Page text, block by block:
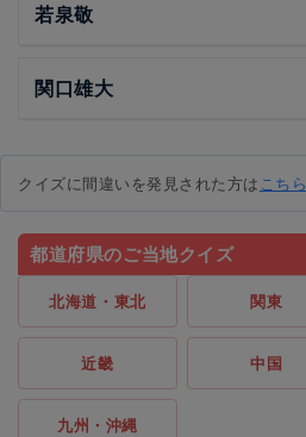
若泉敬
関口雄大
クイズに間違いを発見された方はこちら
都道府県のご当地クイズ
北海道・東北 関東
近畿 中国
九州・沖縄